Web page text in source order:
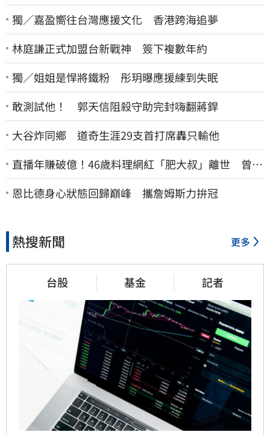
獨／嘉盈嚮往台灣應援文化 香港跨海追夢
林庭謙正式加盟台新戰神 簽下複數年約
獨／姐姐是悍將鐵粉 彤玥曝應援練到失眠
敢測試他！ 郭天信阻殺守助完封嗨翻蔣銲
大谷炸同鄉 道奇生涯29支首打席轟只輸他
直播年賺破億！46歲料理網紅「肥大叔」離世 曾連
播17小時辛酸面曝
恩比德身心狀態回歸巔峰 攜詹姆斯力拚冠
熱搜新聞 更多
台股 基金 記者